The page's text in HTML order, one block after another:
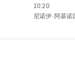
10:20
尼诺伊·阿基诺